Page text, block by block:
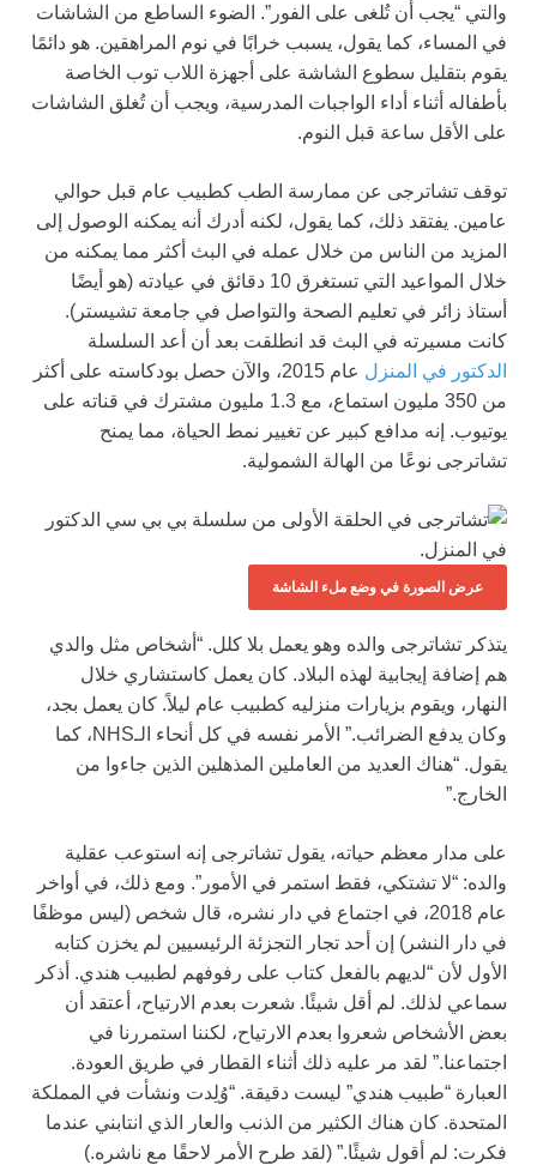
والتي “يجب أن تُلغى على الفور”. الضوء الساطع من الشاشات
في المساء، كما يقول، يسبب خرابًا في نوم المراهقين. هو دائمًا
يقوم بتقليل سطوع الشاشة على أجهزة اللاب توب الخاصة
بأطفاله أثناء أداء الواجبات المدرسية، ويجب أن تُغلق الشاشات
على الأقل ساعة قبل النوم.
توقف تشاترجى عن ممارسة الطب كطبيب عام قبل حوالي
عامين. يفتقد ذلك، كما يقول، لكنه أدرك أنه يمكنه الوصول إلى
المزيد من الناس من خلال عمله في البث أكثر مما يمكنه من
خلال المواعيد التي تستغرق 10 دقائق في عيادته (هو أيضًا
أستاذ زائر في تعليم الصحة والتواصل في جامعة تشيستر).
كانت مسيرته في البث قد انطلقت بعد أن أعد السلسلة
الدكتور في المنزل
عام 2015، والآن حصل بودكاسته على أكثر
من 350 مليون استماع، مع 1.3 مليون مشترك في قناته على
يوتيوب. إنه مدافع كبير عن تغيير نمط الحياة، مما يمنح
تشاترجى نوعًا من الهالة الشمولية.
عرض الصورة في وضع ملء الشاشة
يتذكر تشاترجى والده وهو يعمل بلا كلل. “أشخاص مثل والدي
هم إضافة إيجابية لهذه البلاد. كان يعمل كاستشاري خلال
النهار، ويقوم بزيارات منزليه كطبيب عام ليلاً. كان يعمل بجد،
وكان يدفع الضرائب.” الأمر نفسه في كل أنحاء الـNHS، كما
يقول. “هناك العديد من العاملين المذهلين الذين جاءوا من
الخارج.”
على مدار معظم حياته، يقول تشاترجى إنه استوعب عقلية
والده: “لا تشتكي، فقط استمر في الأمور”. ومع ذلك، في أواخر
عام 2018، في اجتماع في دار نشره، قال شخص (ليس موظفًا
في دار النشر) إن أحد تجار التجزئة الرئيسيين لم يخزن كتابه
الأول لأن “لديهم بالفعل كتاب على رفوفهم لطبيب هندي. أذكر
سماعي لذلك. لم أقل شيئًا. شعرت بعدم الارتياح، أعتقد أن
بعض الأشخاص شعروا بعدم الارتياح، لكننا استمررنا في
اجتماعنا.” لقد مر عليه ذلك أثناء القطار في طريق العودة.
العبارة “طبيب هندي” ليست دقيقة. “وُلِدت ونشأت في المملكة
المتحدة. كان هناك الكثير من الذنب والعار الذي انتابني عندما
فكرت: لم أقول شيئًا.” (لقد طرح الأمر لاحقًا مع ناشره.)